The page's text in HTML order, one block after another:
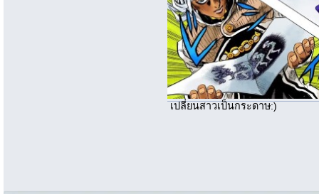
เปลี่ยนสาวเป็นกระดาษ:)